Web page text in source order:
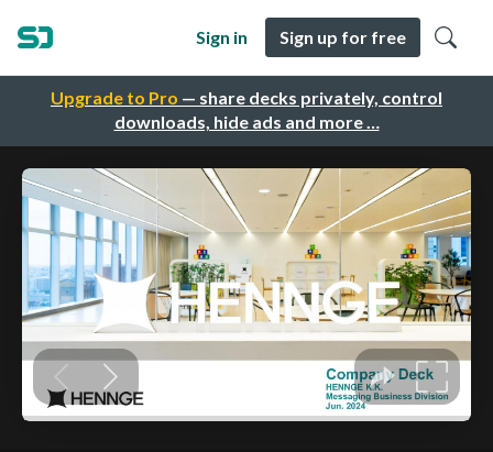
Upgrade to Pro — share decks privately, control
downloads, hide ads and more …
Sign in Sign up for free